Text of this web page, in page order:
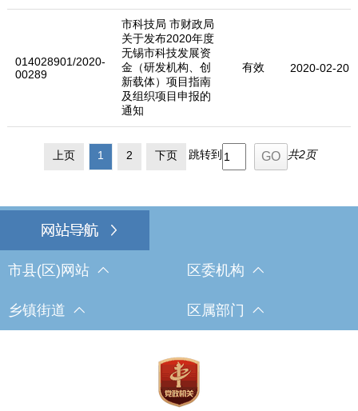
014028901/2020-
00289
市科技局 市财政局
关于发布2020年度
无锡市科技发展资
金（研发机构、创
新载体）项目指南
及组织项目申报的
通知
有效 2020-02-20
上页 1 2 下页 跳转到 共2页
市县(区)网站 区委机构
乡镇街道 区属部门